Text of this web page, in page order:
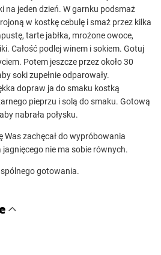
na jeden dzień. W garnku podsmaż
w kostkę cebulę i smaż przez kilka
tarte jabłka, mrożone owoce,
Całość podlej winem i sokiem. Gotuj
Potem jeszcze przez około 30
soki zupełnie odparowały.
dopraw ja do smaku kostką
pieprzu i solą do smaku. Gotową
nabrała połysku.
Was zachęcał do wypróbowania
jagnięcego nie ma sobie równych.
gotowania.